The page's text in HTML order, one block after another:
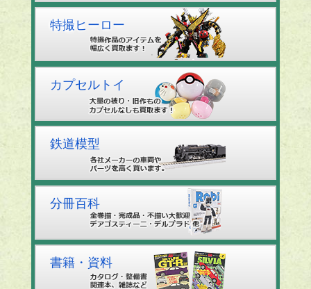
特撮ヒーロー
カプセルトイ
鉄道模型
分冊百科
書籍・資料